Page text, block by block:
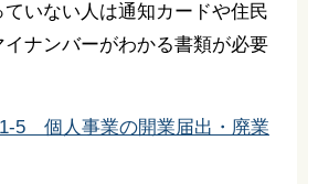
いない人は通知カードや住民
ナンバーがわかる書類が必要
5 個人事業の開業届出・廃業